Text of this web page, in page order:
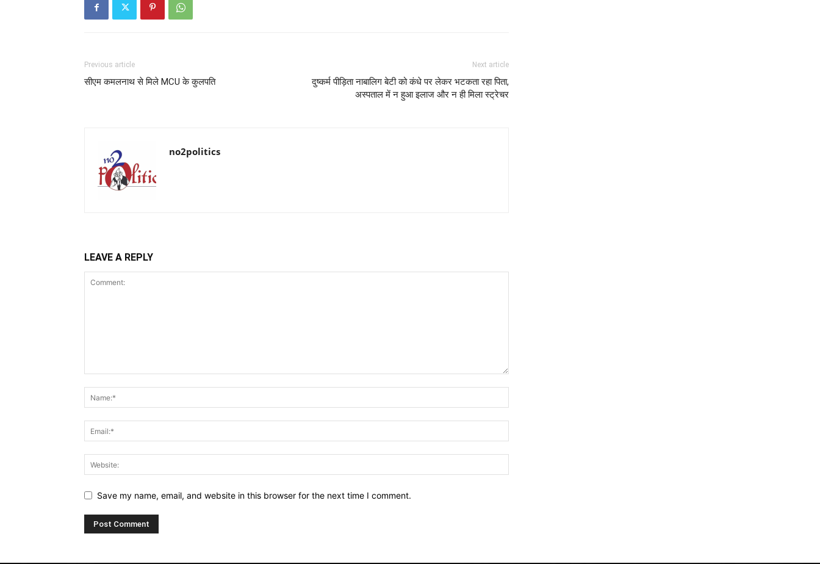
Previous article
सीएम कमलनाथ से मिले MCU के कुलपति
Next article
दुष्कर्म पीड़िता नाबालिग बेटी को कंधे पर लेकर भटकता रहा पिता,
अस्पताल में न हुआ इलाज और न ही मिला स्ट्रेचर
no2politics
LEAVE A REPLY
Save my name, email, and website in this browser for the next time I comment.